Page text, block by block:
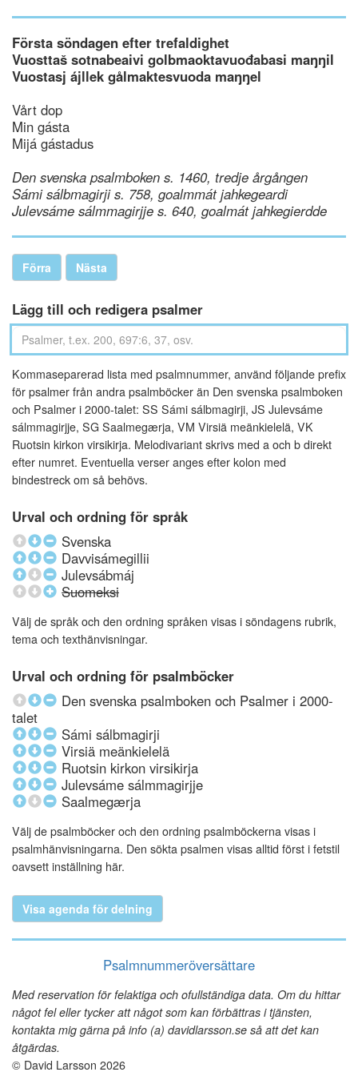
Första söndagen efter trefaldighet
Vuosttaš sotnabeaivi golbmaoktavuođabasi maŋŋil
Vuostasj ájllek gålmaktesvuoda maŋŋel
Vårt dop
Min gásta
Mijá gástadus
Den svenska psalmboken s. 1460, tredje årgången
Sámi sálbmagirji s. 758, goalmmát jahkegeardi
Julevsáme sálmmagirjje s. 640, goalmát jahkegierdde
Förra Nästa
Lägg till och redigera psalmer
Kommaseparerad lista med psalmnummer, använd följande prefix
för psalmer från andra psalmböcker än Den svenska psalmboken
och Psalmer i 2000-talet: SS Sámi sálbmagirji, JS Julevsáme
sálmmagirjje, SG Saalmegærja, VM Virsiä meänkielelä, VK
Ruotsin kirkon virsikirja. Melodivariant skrivs med a och b direkt
efter numret. Eventuella verser anges efter kolon med
bindestreck om så behövs.
Urval och ordning för språk
Svenska
Davvisámegillii
Julevsábmáj
Suomeksi
Välj de språk och den ordning språken visas i söndagens rubrik,
tema och texthänvisningar.
Urval och ordning för psalmböcker
Den svenska psalmboken och Psalmer i 2000-
talet
Sámi sálbmagirji
Virsiä meänkielelä
Ruotsin kirkon virsikirja
Julevsáme sálmmagirjje
Saalmegærja
Välj de psalmböcker och den ordning psalmböckerna visas i
psalmhänvisningarna. Den sökta psalmen visas alltid först i fetstil
oavsett inställning här.
Visa agenda för delning
Psalmnummeröversättare
Med reservation för felaktiga och ofullständiga data. Om du hittar
något fel eller tycker att något som kan förbättras i tjänsten,
kontakta mig gärna på info (a) davidlarsson.se så att det kan
åtgärdas.
© David Larsson 2026